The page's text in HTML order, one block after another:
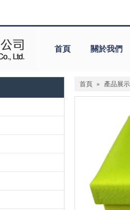
首頁 關於我們
首頁 » 產品展示